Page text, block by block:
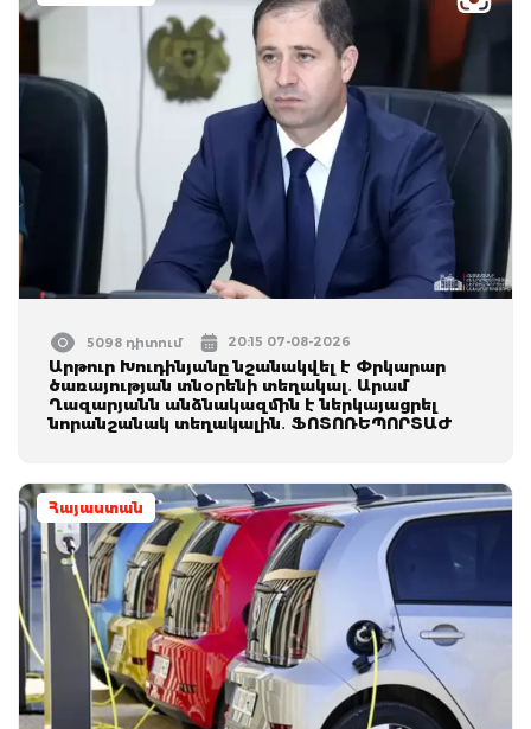
5098 դիտում 20:15 07-08-2026
Արթուր Խուդինյանը նշանակվել է Փրկարար
ծառայության տնօրենի տեղակալ․ Արամ
Ղազարյանն անձնակազմին է ներկայացրել
նորանշանակ տեղակալին․ ՖՈՏՈՌԵՊՈՐՏԱԺ
Հայաստան